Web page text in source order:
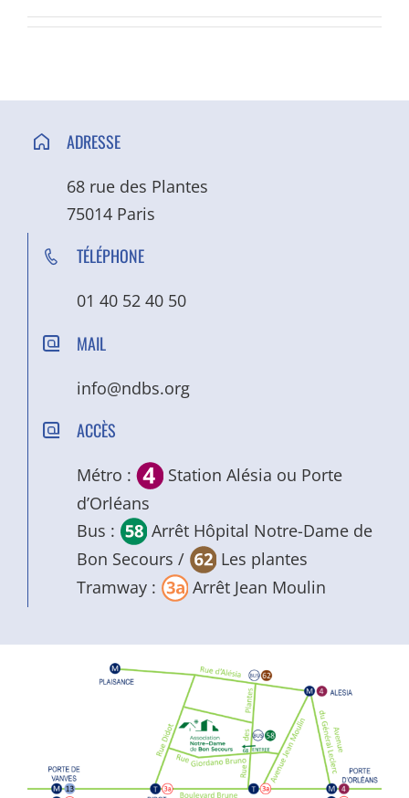
ACCÈS ET CONTACT
ADRESSE
68 rue des Plantes
75014 Paris
TÉLÉPHONE
01 40 52 40 50
MAIL
info@ndbs.org
ACCÈS
Métro :
Station Alésia ou Porte
d’Orléans
Bus :
Arrêt Hôpital Notre-Dame de
Bon Secours /
Les plantes
Tramway :
Arrêt Jean Moulin